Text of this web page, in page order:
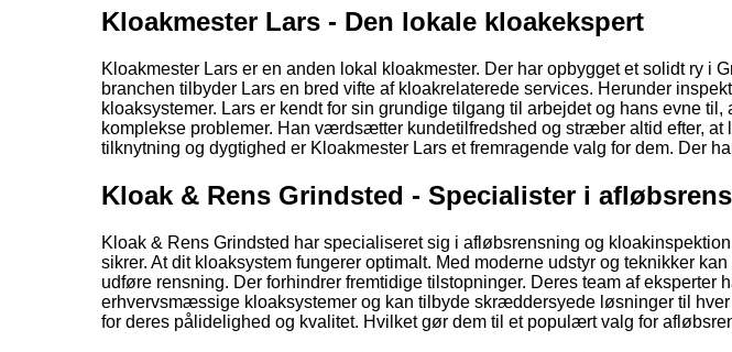
Kloakmester Lars - Den lokale kloakekspert
Kloakmester Lars er en anden lokal kloakmester. Der har opbygget et solidt ry i
branchen tilbyder Lars en bred vifte af kloakrelaterede services. Herunder
kloaksystemer. Lars er kendt for sin grundige tilgang til arbejdet og hans evne
komplekse problemer. Han værdsætter kundetilfredshed og stræber altid efter, at
tilknytning og dygtighed er Kloakmester Lars et fremragende valg for dem. Der
Kloak & Rens Grindsted - Specialister i
Kloak & Rens Grindsted har specialiseret sig i afløbsrensning og
sikrer. At dit kloaksystem fungerer optimalt. Med moderne udstyr og teknikker
udføre rensning. Der forhindrer fremtidige tilstopninger. Deres team af eksperter
erhvervsmæssige kloaksystemer og kan tilbyde skræddersyede løsninger til
for deres pålidelighed og kvalitet. Hvilket gør dem til et populært valg for